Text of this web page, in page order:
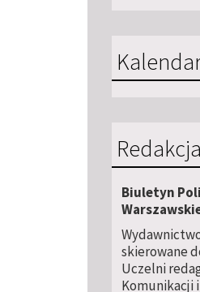
Redakcja
Biuletyn
skierowane
Uczelni
Komunikacji